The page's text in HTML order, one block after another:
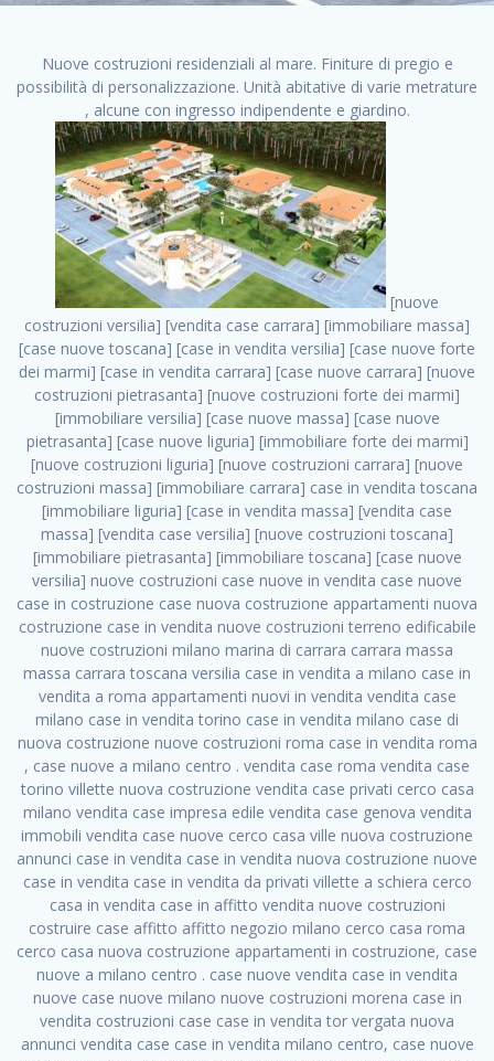
Nuove costruzioni residenziali al mare. Finiture di pregio e
possibilità di personalizzazione. Unità abitative di varie metrature
, alcune con ingresso indipendente e giardino.
[nuove costruzioni versilia] [vendita case carrara] [immobiliare massa] [case nuove toscana] [case in vendita versilia] [case nuove forte dei marmi] [case in vendita carrara] [case nuove carrara] [nuove costruzioni pietrasanta] [nuove costruzioni forte dei marmi] [immobiliare versilia] [case nuove massa] [case nuove pietrasanta] [case nuove liguria] [immobiliare forte dei marmi] [nuove costruzioni liguria] [nuove costruzioni carrara] [nuove costruzioni massa] [immobiliare carrara] case in vendita toscana [immobiliare liguria] [case in vendita massa] [vendita case massa] [vendita case versilia] [nuove costruzioni toscana] [immobiliare pietrasanta] [immobiliare toscana] [case nuove versilia] nuove costruzioni case nuove in vendita case nuove case in costruzione case nuova costruzione appartamenti nuova costruzione case in vendita nuove costruzioni terreno edificabile nuove costruzioni milano marina di carrara carrara massa massa carrara toscana versilia case in vendita a milano case in vendita a roma appartamenti nuovi in vendita vendita case milano case in vendita torino case in vendita milano case di nuova costruzione nuove costruzioni roma case in vendita roma , case nuove a milano centro . vendita case roma vendita case torino villette nuova costruzione vendita case privati cerco casa milano vendita case impresa edile vendita case genova vendita immobili vendita case nuove cerco casa ville nuova costruzione annunci case in vendita case in vendita nuova costruzione nuove case in vendita case in vendita da privati villette a schiera cerco casa in vendita case in affitto vendita nuove costruzioni costruire case affitto affitto negozio milano cerco casa roma cerco casa nuova costruzione appartamenti in costruzione, case nuove a milano centro . case nuove vendita case in vendita nuove case nuove milano nuove costruzioni morena case in vendita costruzioni case case in vendita tor vergata nuova annunci vendita case case in vendita milano centro, case nuove a milano centro . vendita case nuova costruzione case in vendita privati agenzia immobiliare appartamenti di nuova costruzione ville in costruzione case in vendita a opera nuova costruzione nuove costruzioni torino, case nuove a milano centro . appartamenti nuovi impresa edile roma trova casa costruzioni nuove appartamenti in affitto cantieri in costruzione, case nuove a milano centro . immobiliare nuove costruzioni case in vendita dragona appartamenti in vendita siti vendita case case in vendita roma nord nuovi costruzioni ville nuove in vendita nuove costruzioni in vendita trovocasa cerco casa affitto villette in vendita nuove costruzioni immobiliari nuove costruzioni bologna toscano immobiliare palermo nuovi appartamenti vendita case dragona nuova costruzione case in vendita villaggio prenestino, case nuove a milano centro . case in vendita dal costruttore imprese edili torino nuove costruzioni firenze immobiliare case nuove in costruzione toscano immobiliare milano, case nuove a milano centro . casanuova case in vendita acilia dragona case in vendita di nuova costruzione case in vendita da costruttore nuove costruzioni eur case e cantieri appartamenti in vendita nuova costruzione case in vendita a dragona roma case in vendita nuove case in costruzione porta portese immobiliare appartamenti cerco casa disperatamente case in vendita torresina cascine in vendita vendita immobili roma, case nuove a milano centro . milano nuove costruzioni morena case in vendita costruzioni edili nuove costruzioni catania visure catastali on line gratis nuove costruzioni monza case in costruzione milano, case nuove a milano centro . nuove costruzioni boccea vendita immobili milano attico immobiliare roma vendita imprese edili bergamo impresa edile bologna case in vendita a classe appartamento nuovo nuove costruzioni pietralata case costruzione case in vendita roma sud nuove costruzioni residenziali a milano appartamenti nuova costruzione milano case in vendita boccea case in vendita morena nuove costruzioni vendita immobili privati, case nuove a milano centro . comprare casa nuova costruzione case in vendita con leasing case in vendita ostia antica case nuova costruzione milano appartamenti nuovi milano case nuove roma nuove costruzioni bari edilizia convenzionata case in vendita a tortona villaggio prenestino case in vendita toscano immobiliare professione casa nuove costruzioni parma impresa costruzioni nuove case nuove costruzioni bergamo vendita immobili torino ville di nuova costruzione solo affitti appartamento nuovo in vendita appartamenti nuova costruzione roma case nuova costruzione roma, case nuove a milano centro . nuove costruzioni a milano case in costruzione roma impresa di costruzioni grimaldi immobiliare costruzioni villetta nuova costruzione case in vendita da imprese edili cerco casa a acquisto casa in costruzione nuove costruzioni mare costruzioni immobiliari cantieri nuove costruzioni acquisto casa nuova costruzione nuove costruzioni padova comprare casa in costruzione impresa edile napoli nuove costruzioni pescara casa risorse immobiliari, case nuove a milano centro . immobili in costruzione villette nuove villette nuove in vendita gabetti imprese edili verona nuove costruzioni milano sud nuovi immobili nuove costruzioni legnano, case nuove a milano centro . cantieri nuove costruzioni milano villa nuova case vendita nuove costruzioni appartamenti in vendita nuovi immobili nuovi costruttori case imprese edili brescia nuovi appartamenti milano case in vendita selva nera casa nuova retecasa case nuova costruzione in vendita monolocale imprese edili firenze imprese edili padova frimm vendita case dragona nuove costruzioni vendita imprese edili parma imprese di costruzioni milano immobiliare toscano frimm immobiliare roma case case dal costruttore acquisto terreno agricolo imprese edili italiane roma vende casa case nuove a milano nuove costruzioni a roma imprese costruzioni roma cerco casa nuova immobili di nuova costruzione case in vendita castelverde roma impresa edile palermo rent to buy roma nuove costruzioni, case nuove a milano centro . tempocasa case in vendita a riscatto nuove costruzioni varese nuove costruzioni bolzano vendita case in costruzione nuove costruzioni lecce cantiere milano costruire villa imprese edili treviso impresa edile catania case in vendita roma tiburtina vendita appartamenti nuova costruzione vendita immobili commerciali case nuove in vendita milano nuove costruzioni seregno cerca casa vendita cerco casa milano vendita nuove costruzioni milano ovest vendita case nuove milano imprese edili modena nuove costruzioni milano centro case in vendita aranova nuove abitazioni, case nuove a milano centro ., case nuove a milano centro . nuove costruzioni brescia nuove costruzioni como appartamenti nuovi in vendita a milano case in vendita bologna nuove costruzioni appartamenti in vendita milano nuova costruzione imprese edili como morena nuove costruzioni nuove costruzioni case vendita appartamenti nuovi nuove costruzioni salerno eurekasa villette in costruzione bilocali nuovi case nuove in vendita a roma case in vendita con permuta nuove costruzioni trento impresa edile varese imprese costruzioni milano imprese edili venezia case in vendita prenestina imprese edili spa nuove costruzioni gallarate roma nuove costruzioni case in nuova costruzione nuovi case nuove in vendita a milano nuove costruzioni loano nuovi cantieri milano imprese edili novara case in vendita roma est imprese di costruzioni roma appartamenti in costruzione milano nuovi cantieri cerco casa vendita milano nuove costruzioni brugherio vendita case da imprese edili imprese edili udine nuove costruzioni direttamente dal costruttore imprese edili vicenza case in vendita a loano nuova costruzione nuove villette prezzi case nuove case in vendita in costruzione compravendita terreno agricolo cantiere, case nuove a milano centro . case in vendita milano navigli costruzione nuova casa costruzioni nuove milano nuove costruzioni roma rent to buy nuove costruzioni taranto palazzo in costruzione vendita appartamenti nuova costruzione milano centro costruzioni milano case in vendita milano nuove costruzioni case in vendita milano sud impresa edile como case nuove a roma boccea case in vendita imprese edili trento nuove costruzioni buccinasco case in costruzione a milano nuove costruzioni ripamonti case in vendita a salerno nuove costruzioni nuove residenze milano case nuove vendita milano nuove costruzioni milano nord nuove costruzioni livorno vendita nuove costruzioni roma nuove costruzioni liguria costruzioni roma cerco casa roma vendita nuove costruzioni classe a impresa edile rimini nuovi annunci case in vendita nuove costruzioni magenta todini costruzioni case grezze in vendita vendita appartamenti nuovi milano case in vendita gallaratese milano nuove costruzioni arezzo, case nuove a milano centro . case in vendita castelverde case nuove dal costruttore nuovo appartamento nuove costruzioni desenzano imprese edili lombardia imprese edili veneto appartamenti in costruzione roma case vendita pescara nuove costruzioni case in vendita ad acilia imprese edili verona e provincia nuove costruzioni desio appartamenti classe a milano firenze nuove costruzioni pirelli re immobiliare grandi imprese di costruzioni case in vendita torresina roma case in vendita navigli milano nuove costruzioni roma centro nuovecostruzioni appartamenti nuovi a milano impresa edile ancona nuove residenze dragona case in vendita nuove costruzioni brindisi vendita nuove costruzioni milano case in vendita arredate nuove case mila